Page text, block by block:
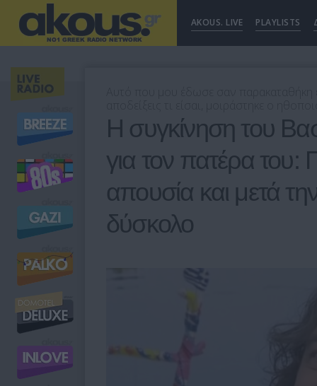
AKOUS. LIVE PLAYLISTS
Η συγκίνηση του
για τον πατέρα του:
απουσία και μετά
δύσκολο